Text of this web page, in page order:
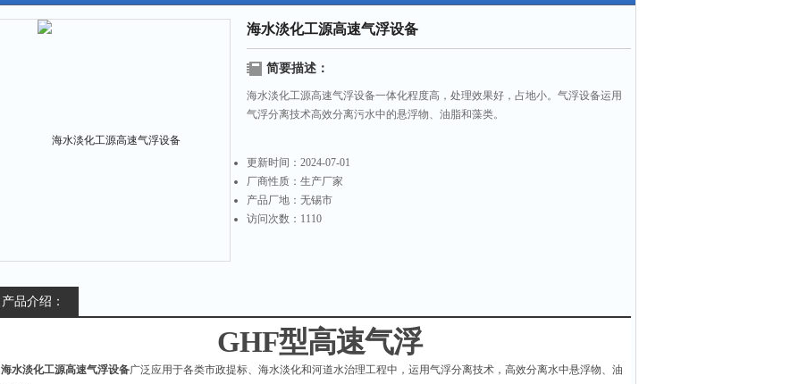
海水淡化工源高速气浮设备
简要描述：
海水淡化工源高速气浮设备一体化程度高，处理效果好，占地小。气浮设备运用
气浮分离技术高效分离污水中的悬浮物、油脂和藻类。
更新时间： 2024-07-01
厂商性质： 生产厂家
产品厂地： 无锡市
访问次数： 1110
产品介绍：
GHF型高速气浮
海水淡化工源高速气浮设备广泛应用于各类市政提标、海水淡化和河道水治理工程中，运用气浮分离技术，高效分离水中悬浮物、油